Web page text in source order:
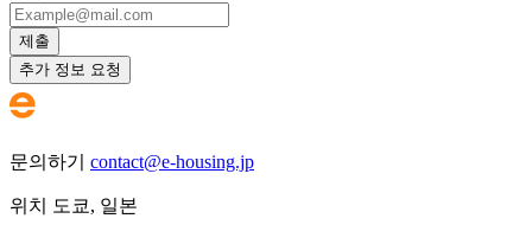
제출
추가 정보 요청
문의하기 contact@e-housing.jp
위치 도쿄, 일본